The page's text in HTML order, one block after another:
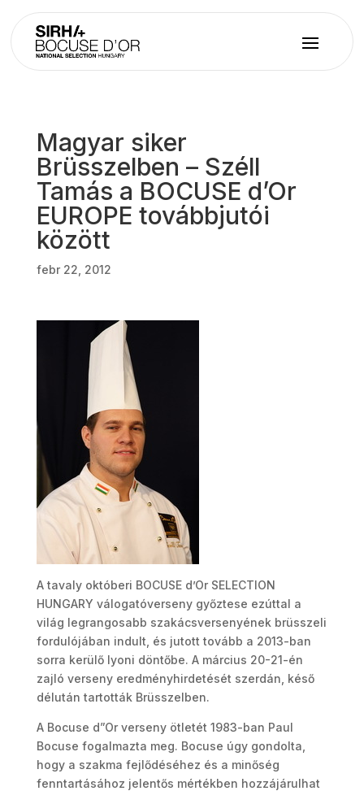
Magyar siker
Brüsszelben – Széll
Tamás a BOCUSE d’Or
EUROPE továbbjutói
között
febr 22, 2012
A tavaly októberi BOCUSE d’Or SELECTION
HUNGARY válogatóverseny győztese ezúttal a
világ legrangosabb szakácsversenyének brüsszeli
fordulójában indult, és jutott tovább a 2013-ban
sorra kerülő lyoni döntőbe. A március 20-21-én
zajló verseny eredményhirdetését szerdán, késő
délután tartották Brüsszelben.
A Bocuse d”Or verseny ötletét 1983-ban Paul
Bocuse fogalmazta meg. Bocuse úgy gondolta,
hogy a szakma fejlődéséhez és a minőség
fenntartásához jelentős mértékben hozzájárulhat